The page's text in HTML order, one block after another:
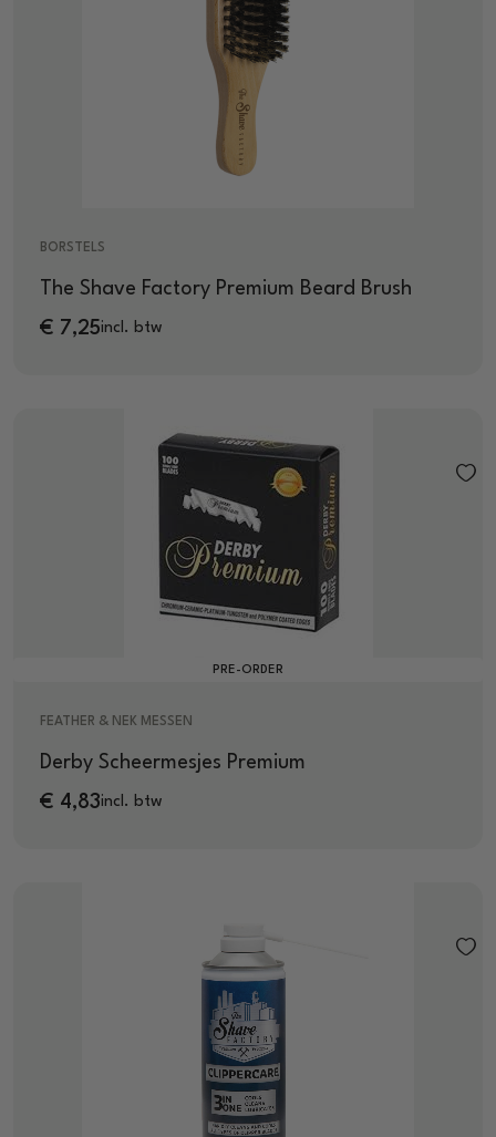
BORSTELS
The Shave Factory Premium Beard Brush
€ 7,25incl. btw
PRE-ORDER
FEATHER & NEK MESSEN
Derby Scheermesjes Premium
€ 4,83incl. btw